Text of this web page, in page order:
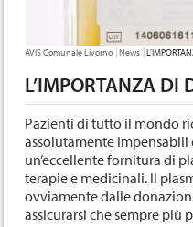
TU SEI QUI:
AVIS Comunale Livorno News
L’IMPORTANZA DI
Pazienti di tutto il mondo
assolutamente impensabili
un’eccellente fornitura di
terapie e medicinali. Il
ovviamente dalle
assicurarsi che sempre più